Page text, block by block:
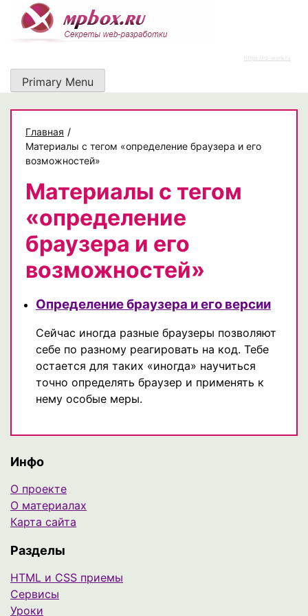
content
https://rz-work.ru
Primary Menu
Главная /
Материалы с тегом «определение браузера и его
возможностей»
Материалы с тегом
«определение
браузера и его
возможностей»
Определение браузера и его версии
Сейчас иногда разные браузеры позволяют
себе по разному реагировать на код. Тебе
остается для таких «иногда» научиться
точно определять браузер и применять к
нему особые меры.
Инфо
О проекте
О материалах
Карта сайта
Разделы
HTML и CSS приемы
Сервисы
Уроки